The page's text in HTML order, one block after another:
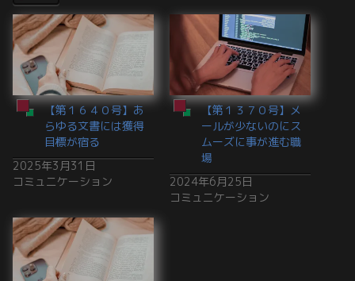
【第１６４０号】あ
らゆる文書には獲得
目標が宿る
2025年3月31日
コミュニケーション
【第１３７０号】メ
ールが少ないのにス
ムーズに事が進む職
場
2024年6月25日
コミュニケーション